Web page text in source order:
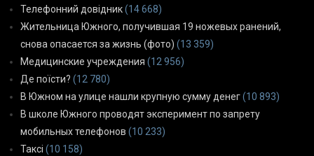
Телефонний довідник(14 668)
Жительница Южного, получившая 19 ножевых ранений,
снова опасается за жизнь (фото) (13 359)
Медицинские учреждения (12 956)
Де поїсти? (12 780)
В Южном на улице нашли крупную сумму денег(10 893)
В школе Южного проводят эксперимент по запрету
мобильных телефонов (10 233)
Таксі (10 158)